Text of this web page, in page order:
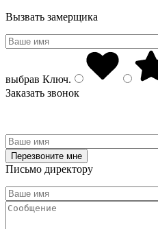
Вызвать замерщика
выбрав Ключ.
Заказать звонок
Письмо директору